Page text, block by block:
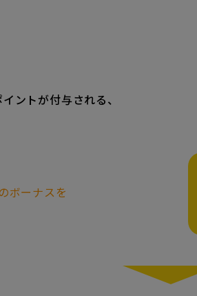
ントが付与される、
ボーナスを